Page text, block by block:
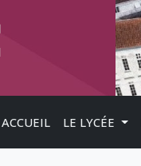
ACCUEIL LE LYCÉE